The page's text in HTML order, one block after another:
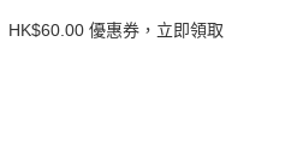
HK$60.00 優惠券，立即領取